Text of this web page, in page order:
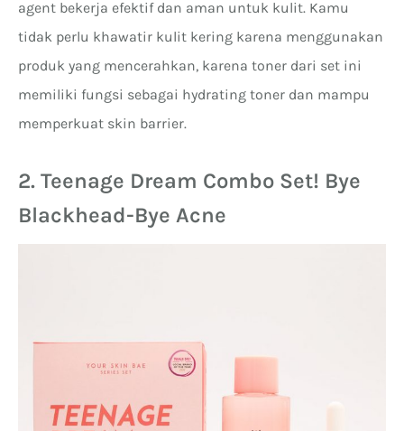
agent bekerja efektif dan aman untuk kulit. Kamu
tidak perlu khawatir kulit kering karena menggunakan
produk yang mencerahkan, karena toner dari set ini
memiliki fungsi sebagai hydrating toner dan mampu
memperkuat skin barrier.
2. Teenage Dream Combo Set! Bye
Blackhead-Bye Acne